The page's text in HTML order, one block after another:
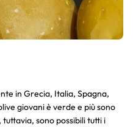
in Grecia, Italia, Spagna,
giovani è verde e più sono
sono possibili tutti i